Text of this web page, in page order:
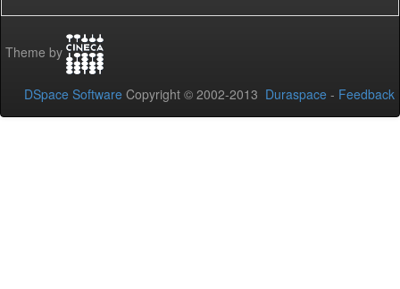
Theme by
DSpace Software Copyright © 2002-2013 Duraspace - Feedback